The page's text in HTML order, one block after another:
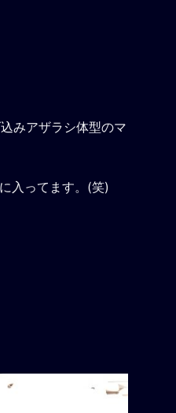
みアザラシ体型のマ
入ってます。(笑)